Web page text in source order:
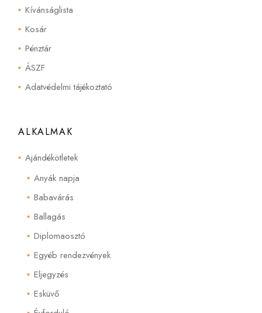
Kívánságlista
Kosár
Pénztár
ÁSZF
Adatvédelmi tájékoztató
ALKALMAK
Ajándékötletek
Anyák napja
Babavárás
Ballagás
Diplomaosztó
Egyéb rendezvények
Eljegyzés
Esküvő